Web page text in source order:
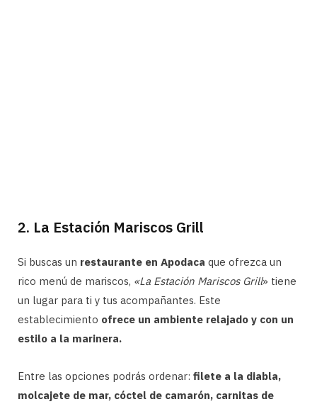
2. La Estación Mariscos Grill
Si buscas un restaurante en Apodaca que ofrezca un
rico menú de mariscos, «La Estación Mariscos Grill» tiene
un lugar para ti y tus acompañantes. Este
establecimiento ofrece un ambiente relajado y con un
estilo a la marinera.
Entre las opciones podrás ordenar: filete a la diabla,
molcajete de mar, cóctel de camarón, carnitas de